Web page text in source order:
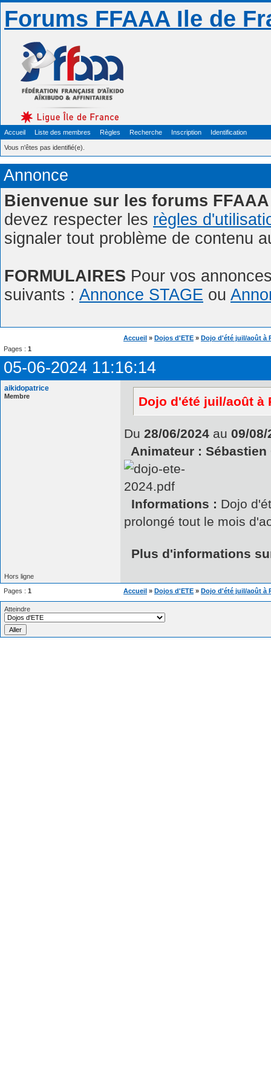
Forums FFAAA Ile de
Accueil Liste des membres Règles Recherche Inscription Identification
Vous n'êtes pas identifié(e).
Annonce
Bienvenue sur les forums FFAAA
devez respecter les règles
signaler tout problème de contenu
FORMULAIRES Pour vos
suivants : Annonce STAGE ou
Accueil » Dojos d'ETE » Dojo d'été juil/août à
Pages : 1
05-06-2024 11:16:14
aikidopatrice
Membre Dojo d'été juil/août à
Du 28/06/2024 au 09/08/
Animateur : Sébastien
Informations : Dojo
prolongé tout le mois
Plus d'informations
Hors ligne
Pages : 1 Accueil » Dojos d'ETE » Dojo d'été juil/août à
Atteindre